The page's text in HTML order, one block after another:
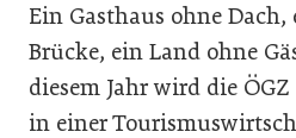
Ein Gasthaus ohne Dach,
Brücke, ein Land ohne
diesem Jahr wird die
in einer